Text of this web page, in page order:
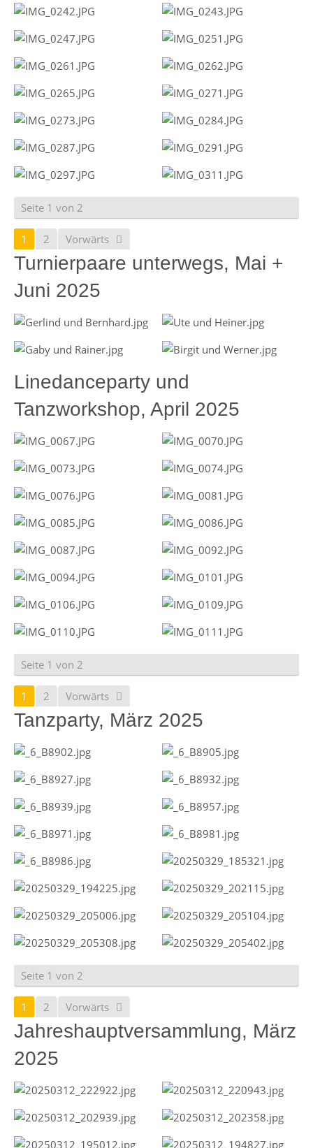
Seite 1 von 2
1 2 Vorwärts
Turnierpaare unterwegs, Mai +
Juni 2025
Linedanceparty und
Tanzworkshop, April 2025
Seite 1 von 2
1 2 Vorwärts
Tanzparty, März 2025
Seite 1 von 2
1 2 Vorwärts
Jahreshauptversammlung, März
2025